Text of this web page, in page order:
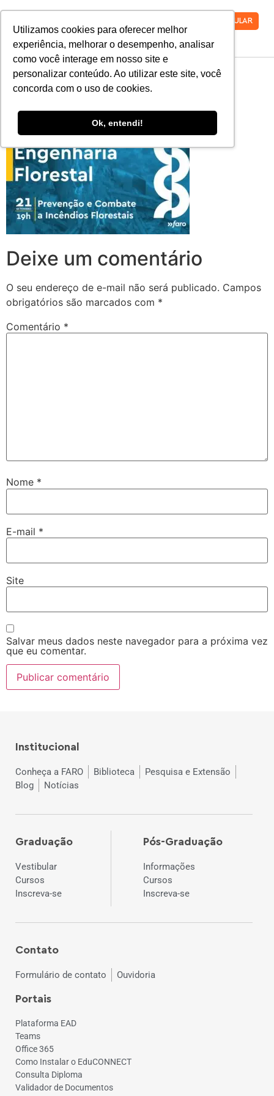
Utilizamos cookies para oferecer melhor
experiência, melhorar o desempenho, analisar
como você interage em nosso site e
personalizar conteúdo. Ao utilizar este site, você
concorda com o uso de cookies.
Ok, entendi!
VESTIBULAR
Eng. Florestal –
2560×1440
Deixe um comentário
O seu endereço de e-mail não será publicado. Campos
obrigatórios são marcados com *
Comentário *
Nome *
E-mail *
Site
Salvar meus dados neste navegador para a próxima vez
que eu comentar.
Institucional
Conheça a FARO Biblioteca
Pesquisa e Extensão
Blog
Notícias
Graduação
Vestibular
Cursos
Inscreva-se
Pós-Graduação
Informações
Cursos
Inscreva-se
Contato
Formulário de contato Ouvidoria
Portais
Plataforma EAD
Teams
Office 365
Como Instalar o EduCONNECT
Consulta Diploma
Validador de Documentos